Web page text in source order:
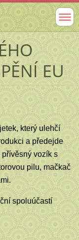
EU
který ulehčí
a předejde
vozík s
pilu, mačkač
spoluúčastí